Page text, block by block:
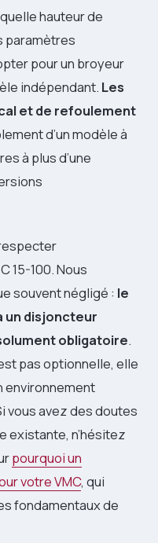
hauteur de
paramètres
pour un broyeur
indépendant. Les
et de refoulement
d’un modèle à
à plus d’une
15-100. Nous
souvent négligé : le
un disjoncteur
obligatoire.
pas optionnelle, elle
environnement
vous avez des doutes
existante, n’hésitez
pourquoi un
votre VMC, qui
fondamentaux de